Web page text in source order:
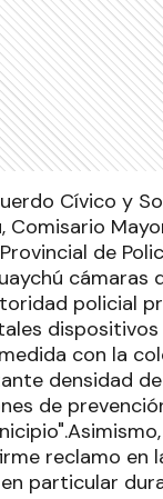
Cívico y
de
cámaras
policial
con la
densidad
de
reclamo en
particular